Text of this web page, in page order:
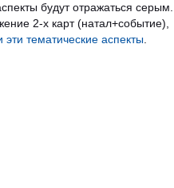
будут отражаться серым.
2-х карт (натал+событие),
тематические аспекты.